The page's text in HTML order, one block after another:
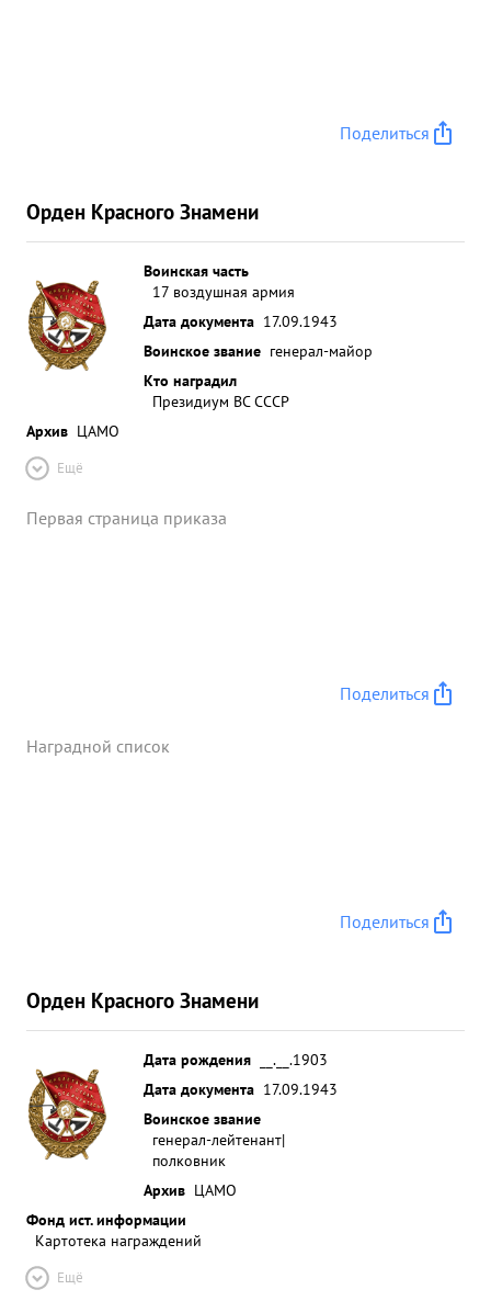
Поделиться
Орден Красного Знамени
Воинская часть
17 воздушная армия
Дата документа 17.09.1943
Воинское звание генерал-майор
Кто наградил
Президиум ВС СССР
Архив ЦАМО
Ещё
Первая страница приказа
Поделиться
Наградной список
Поделиться
Орден Красного Знамени
Дата рождения
__.__.1903
Дата документа 17.09.1943
Воинское звание
генерал-лейтенант|
полковник
Архив ЦАМО
Фонд ист. информации
Картотека награждений
Ещё